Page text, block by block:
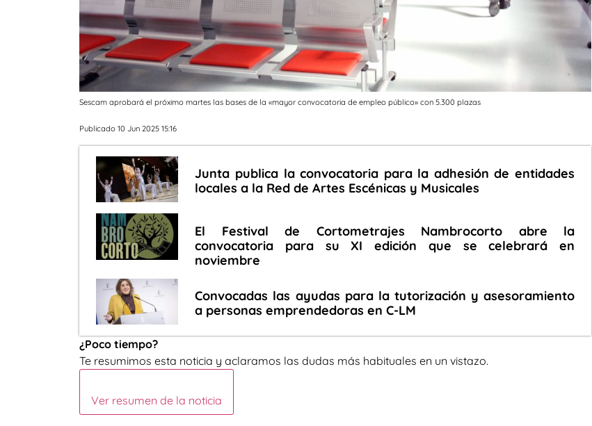
Sescam aprobará el próximo martes las bases de la «mayor convocatoria de empleo público» con 5.300 plazas
Publicado 10 Jun 2025 15:16
Junta publica la convocatoria para la adhesión de entidades
locales a la Red de Artes Escénicas y Musicales
El Festival de Cortometrajes Nambrocorto abre la
convocatoria para su XI edición que se celebrará en
noviembre
Convocadas las ayudas para la tutorización y asesoramiento
a personas emprendedoras en C-LM
¿Poco tiempo?
Te resumimos esta noticia y aclaramos las dudas más habituales en un vistazo.
Ver resumen de la noticia